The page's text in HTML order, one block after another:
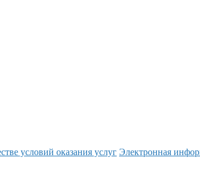
условий оказания услуг Электронная